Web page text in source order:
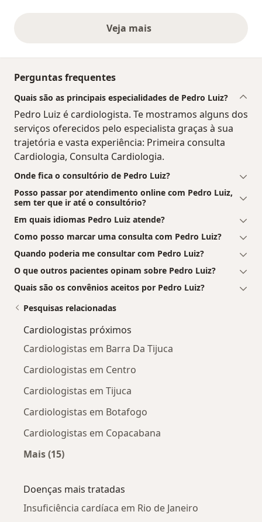
Veja maisopiniões acima
Perguntas frequentes
Quais são as principais especialidades de Pedro Luiz?
Pedro Luiz é cardiologista. Te mostramos alguns dos
serviços oferecidos pelo especialista graças à sua
trajetória e vasta experiência: Primeira consulta
Cardiologia, Consulta Cardiologia.
Onde fica o consultório de Pedro Luiz?
Posso passar por atendimento online com Pedro Luiz,
sem ter que ir até o consultório?
Em quais idiomas Pedro Luiz atende?
Como posso marcar uma consulta com Pedro Luiz?
Quando poderia me consultar com Pedro Luiz?
O que outros pacientes opinam sobre Pedro Luiz?
Quais são os convênios aceitos por Pedro Luiz?
Pesquisas relacionadas
Cardiologistas próximos
Cardiologistas em Barra Da Tijuca
Cardiologistas em Centro
Cardiologistas em Tijuca
Cardiologistas em Botafogo
Cardiologistas em Copacabana
Mais (15)
Doenças mais tratadas
Insuficiência cardíaca em Rio de Janeiro